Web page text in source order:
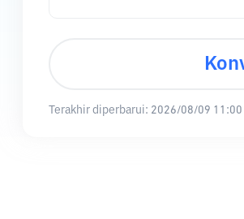
Terakhir diperbarui: 2026/08/09 11:00